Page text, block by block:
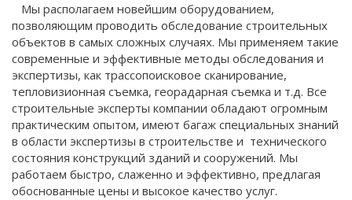
Мы располагаем новейшим оборудованием,
позволяющим проводить обследование строительных
объектов в самых сложных случаях. Мы применяем такие
современные и эффективные методы обследования и
экспертизы, как трассопоисковое сканирование,
тепловизионная съемка, георадарная съемка и т.д. Все
строительные эксперты компании обладают огромным
практическим опытом, имеют багаж специальных знаний
в области экспертизы в строительстве и технического
состояния конструкций зданий и сооружений. Мы
работаем быстро, слаженно и эффективно, предлагая
обоснованные цены и высокое качество услуг.